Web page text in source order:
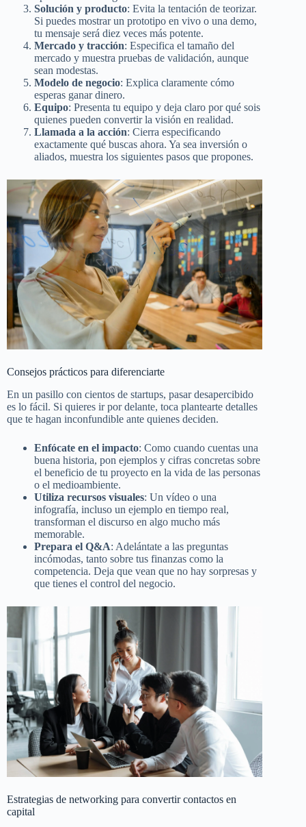
Solución y producto: Evita la tentación de teorizar.
Si puedes mostrar un prototipo en vivo o una demo,
tu mensaje será diez veces más potente.
Mercado y tracción: Especifica el tamaño del
mercado y muestra pruebas de validación, aunque
sean modestas.
Modelo de negocio: Explica claramente cómo
esperas ganar dinero.
Equipo: Presenta tu equipo y deja claro por qué sois
quienes pueden convertir la visión en realidad.
Llamada a la acción: Cierra especificando
exactamente qué buscas ahora. Ya sea inversión o
aliados, muestra los siguientes pasos que propones.
Consejos prácticos para diferenciarte
En un pasillo con cientos de startups, pasar desapercibido
es lo fácil. Si quieres ir por delante, toca plantearte detalles
que te hagan inconfundible ante quienes deciden.
Enfócate en el impacto: Como cuando cuentas una
buena historia, pon ejemplos y cifras concretas sobre
el beneficio de tu proyecto en la vida de las personas
o el medioambiente.
Utiliza recursos visuales: Un vídeo o una
infografía, incluso un ejemplo en tiempo real,
transforman el discurso en algo mucho más
memorable.
Prepara el Q&A: Adelántate a las preguntas
incómodas, tanto sobre tus finanzas como la
competencia. Deja que vean que no hay sorpresas y
que tienes el control del negocio.
Estrategias de networking para convertir contactos en
capital